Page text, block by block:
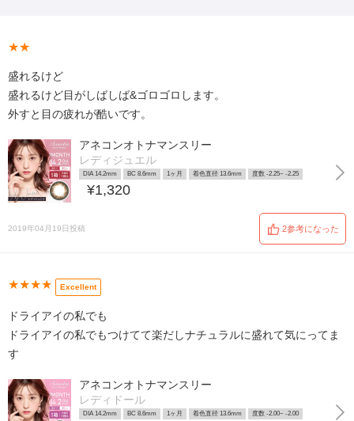
★★
盛れるけど
盛れるけど目がしばしば&ゴロゴロします。
外すと目の疲れが酷いです。
アネコンオトナマンスリー
レディジュエル
DIA 14.2mm BC 8.6mm 1ヶ月 着色直径 13.6mm 度数 -2.25~ -2.25
¥1,320
2019年04月19日投稿 2参考になった
★★★★ Excellent
ドライアイの私でも
ドライアイの私でもつけてて楽だしナチュラルに盛れて気にってま
す
アネコンオトナマンスリー
レディドール
DIA 14.2mm BC 8.6mm 1ヶ月 着色直径 13.6mm 度数 -2.00~ -2.00